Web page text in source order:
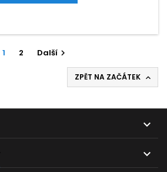
1 2 Další 
ZPĚT NA ZAČÁTEK 

